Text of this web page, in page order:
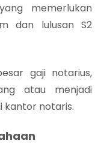
memerlukan
dan lulusan S2
gaji notarius,
atau menjadi
kantor notaris.